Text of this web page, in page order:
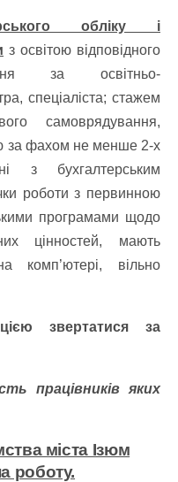
обліку і
з освітою відповідного
за освітньо-
спеціаліста; стажем
самоврядування,
за фахом не менше 2-х
з бухгалтерським
роботи з первинною
програмами щодо
цінностей, мають
комп’ютері, вільно
звертатися за
працівників яких
міста Ізюм
роботу.